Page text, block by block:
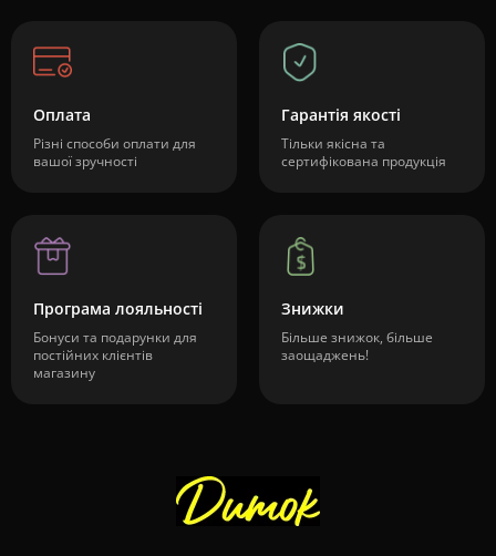
Оплата
Різні способи оплати для
вашої зручності
Гарантія якості
Тільки якісна та
сертифікована продукція
Програма лояльності
Бонуси та подарунки для
постійних клієнтів
магазину
Знижки
Більше знижок, більше
заощаджень!